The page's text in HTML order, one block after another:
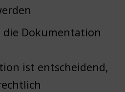
die Dokumentation
ist entscheidend,